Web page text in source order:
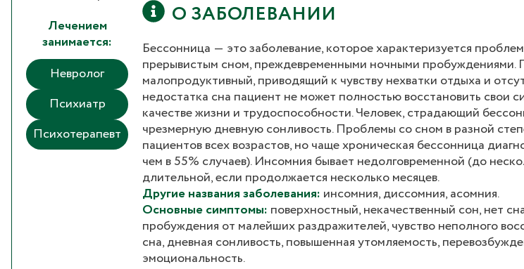
Лечением
занимается:
Невролог
Психиатр
Психотерапевт
О ЗАБОЛЕВАНИИ
Бессонница ― это заболевание, которое характеризуется
прерывистым сном, преждевременными ночными пробуждениями.
малопродуктивный, приводящий к чувству нехватки отдыха и
недостатка сна пациент не может полностью восстановить свои
качестве жизни и трудоспособности. Человек, страдающий
чрезмерную дневную сонливость. Проблемы со сном в разной
пациентов всех возрастов, но чаще хроническая бессонница
чем в 55% случаев). Инсомния бывает недолговременной (до
длительной, если продолжается несколько месяцев.
Другие названия заболевания: инсомния, диссомния, асомния.
Основные симптомы: поверхностный, некачественный сон, нет
пробуждения от малейших раздражителей, чувство неполного
сна, дневная сонливость, повышенная утомляемость,
эмоциональность.